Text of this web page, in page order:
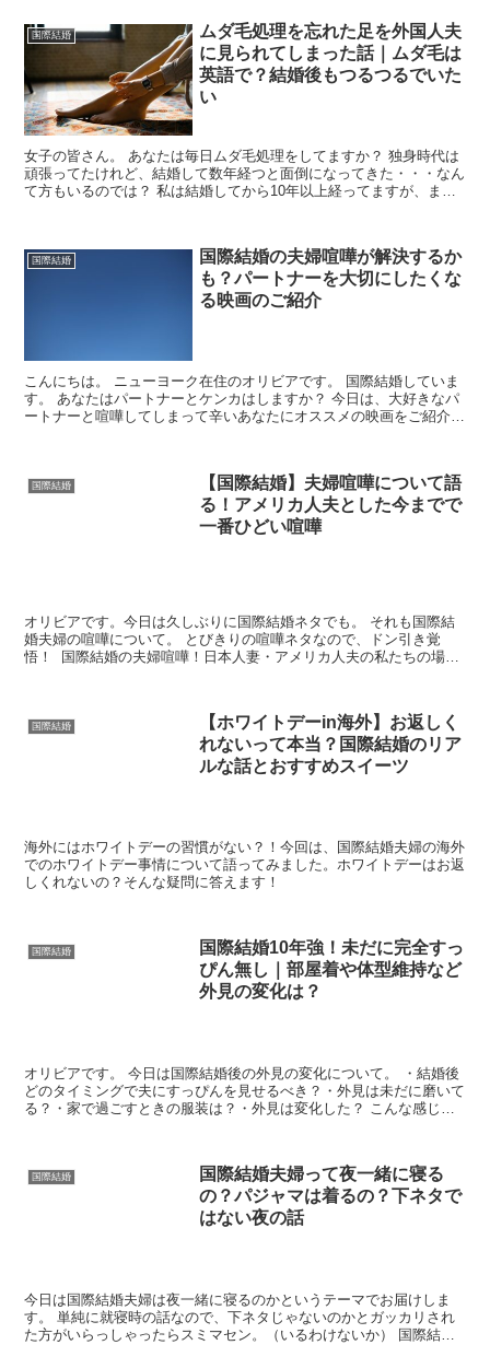
国際結婚
ムダ毛処理を忘れた足を外国人夫
に見られてしまった話｜ムダ毛は
英語で？結婚後もつるつるでいた
い
女子の皆さん。 あなたは毎日ムダ毛処理をしてますか？ 独身時代は
頑張ってたけれど、結婚して数年経つと面倒になってきた・・・なん
て方もいるのでは？ 私は結婚してから10年以上経ってますが、まだ
国際結婚
国際結婚の夫婦喧嘩が解決するか
も？パートナーを大切にしたくな
る映画のご紹介
こんにちは。 ニューヨーク在住のオリビアです。 国際結婚していま
す。 あなたはパートナーとケンカはしますか？ 今日は、大好きなパ
ートナーと喧嘩してしまって辛いあなたにオススメの映画をご紹介し
国際結婚
【国際結婚】夫婦喧嘩について語
る！アメリカ人夫とした今までで
一番ひどい喧嘩
オリビアです。今日は久しぶりに国際結婚ネタでも。 それも国際結
婚夫婦の喧嘩について。 とびきりの喧嘩ネタなので、ドン引き覚
悟！ 国際結婚の夫婦喧嘩！日本人妻・アメリカ人夫の私たちの場合
国際結婚
【ホワイトデーin海外】お返しく
れないって本当？国際結婚のリア
ルな話とおすすめスイーツ
海外にはホワイトデーの習慣がない？！今回は、国際結婚夫婦の海外
でのホワイトデー事情について語ってみました。ホワイトデーはお返
しくれないの？そんな疑問に答えます！
国際結婚
国際結婚10年強！未だに完全すっ
ぴん無し｜部屋着や体型維持など
外見の変化は？
オリビアです。 今日は国際結婚後の外見の変化について。 ・結婚後
どのタイミングで夫にすっぴんを見せるべき？・外見は未だに磨いて
る？・家で過ごすときの服装は？・外見は変化した？ こんな感じの
国際結婚
国際結婚夫婦って夜一緒に寝る
の？パジャマは着るの？下ネタで
はない夜の話
今日は国際結婚夫婦は夜一緒に寝るのかというテーマでお届けしま
す。 単純に就寝時の話なので、下ネタじゃないのかとガッカリされ
た方がいらっしゃったらスミマセン。（いるわけないか） 国際結